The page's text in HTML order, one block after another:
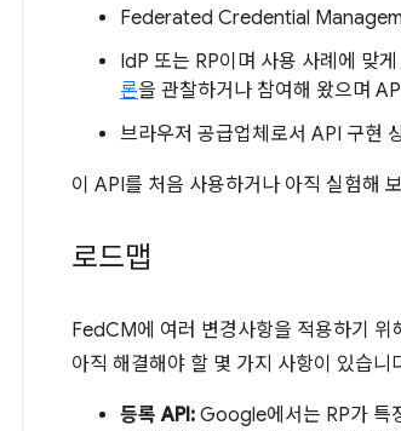
Federated Credential
IdP 또는 RP이며 사용 사례에 맞
론을 관찰하거나 참여해 왔으며
브라우저 공급업체로서 API 구현
이 API를 처음 사용하거나 아직 실험해
로드맵
FedCM에 여러 변경사항을 적용하기 위
아직 해결해야 할 몇 가지 사항이 있습
등록 API: Google에서는 RP가 특